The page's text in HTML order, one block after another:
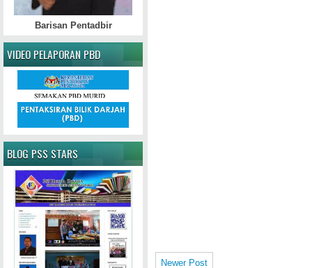
Newer Post
Barisan Pentadbir
VIDEO PELAPORAN PBD
BLOG PSS STARS